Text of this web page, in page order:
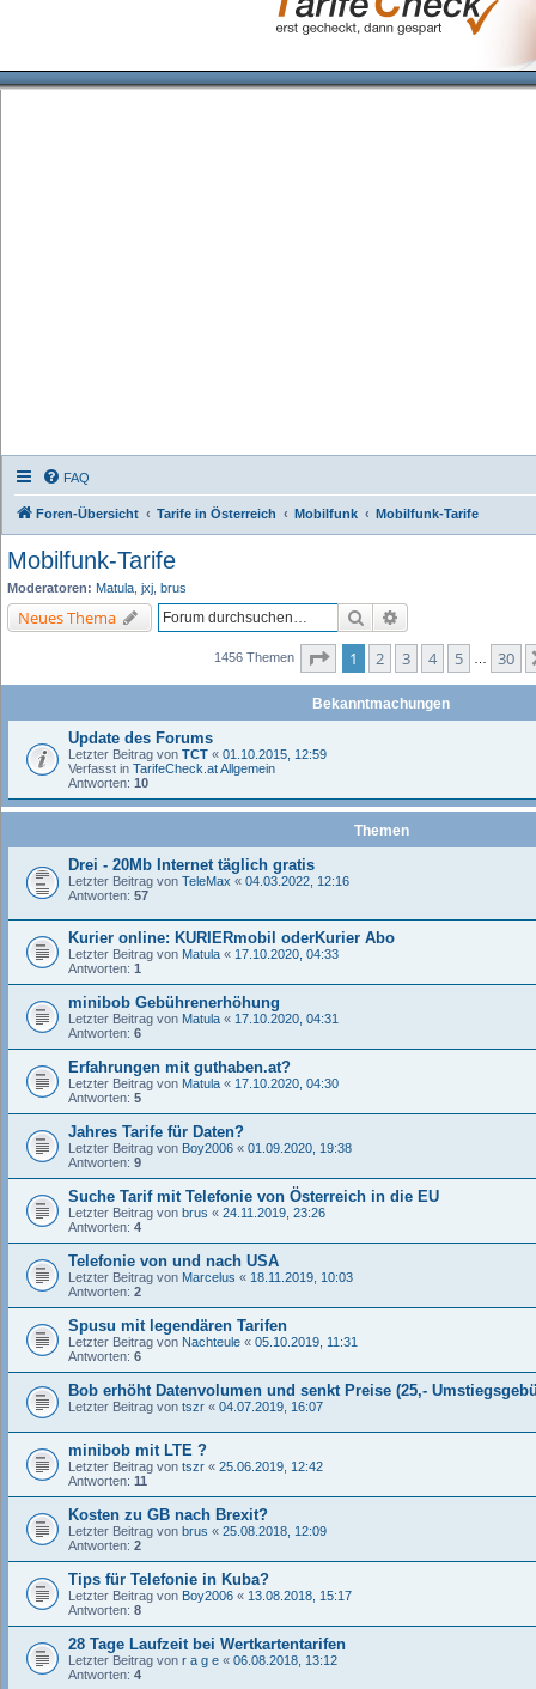
FAQ
Foren-Übersicht Tarife in Österreich Mobilfunk Mobilfunk-Tarife
Mobilfunk-Tarife
Moderatoren: Matula jxj brus
Neues Thema Suche
1456 Themen Seite von
1 2 3 4 5 30
Bekanntmachungen
Update des Forums
Letzter Beitrag von TCT « 01.10.2015, 12:59
Verfasst in TarifeCheck.at Allgemein
Antworten: 10
Themen
Drei - 20Mb Internet täglich gratis
Letzter Beitrag von TeleMax « 04.03.2022, 12:16
Antworten: 57
Kurier online: KURIERmobil oderKurier Abo
Letzter Beitrag von Matula « 17.10.2020, 04:33
Antworten: 1
minibob Gebührenerhöhung
Letzter Beitrag von Matula « 17.10.2020, 04:31
Antworten: 6
Erfahrungen mit guthaben.at?
Letzter Beitrag von Matula « 17.10.2020, 04:30
Antworten: 5
Jahres Tarife für Daten?
Letzter Beitrag von Boy2006 « 01.09.2020, 19:38
Antworten: 9
Suche Tarif mit Telefonie von Österreich in die EU
Letzter Beitrag von brus « 24.11.2019, 23:26
Antworten: 4
Telefonie von und nach USA
Letzter Beitrag von Marcelus « 18.11.2019, 10:03
Antworten: 2
Spusu mit legendären Tarifen
Letzter Beitrag von Nachteule « 05.10.2019, 11:31
Antworten: 6
Bob erhöht Datenvolumen und senkt Preise (25,-
Letzter Beitrag von tszr « 04.07.2019, 16:07
minibob mit LTE ?
Letzter Beitrag von tszr « 25.06.2019, 12:42
Antworten: 11
Kosten zu GB nach Brexit?
Letzter Beitrag von brus « 25.08.2018, 12:09
Antworten: 2
Tips für Telefonie in Kuba?
Letzter Beitrag von Boy2006 « 13.08.2018, 15:17
Antworten: 8
28 Tage Laufzeit bei Wertkartentarifen
Letzter Beitrag von r a g e « 06.08.2018, 13:12
Antworten: 4